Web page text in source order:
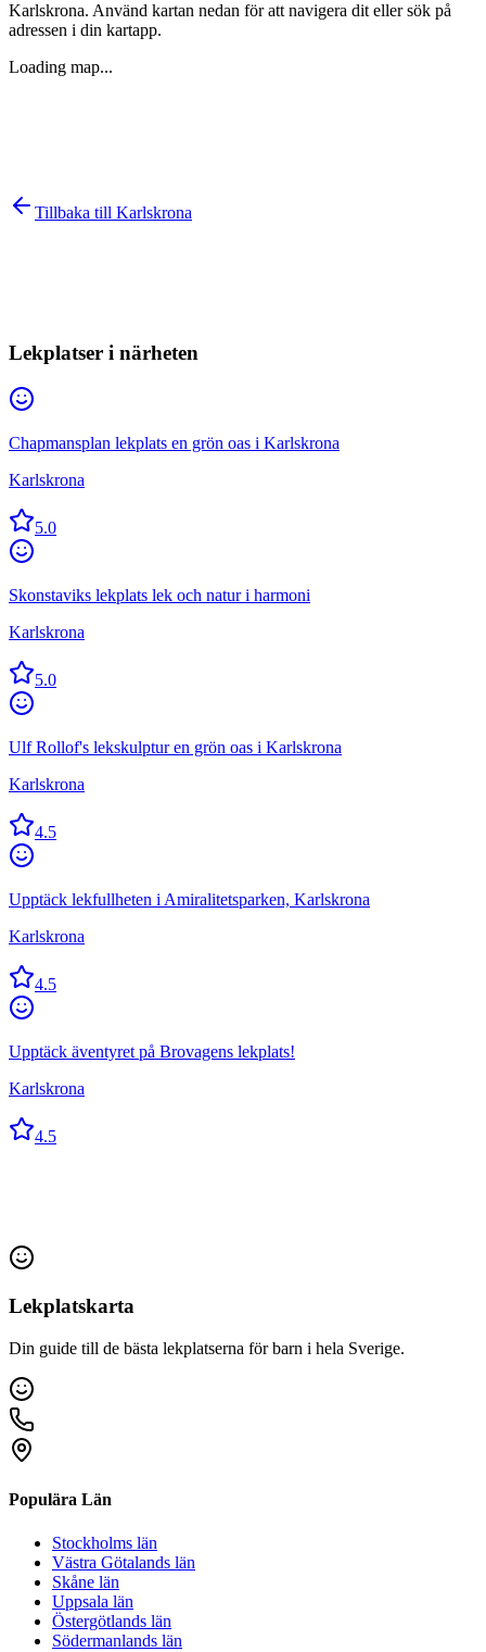
Karlskrona. Använd kartan nedan för att navigera dit eller sök på
adressen i din kartapp.
Loading map...
Tillbaka till Karlskrona
Lekplatser i närheten
Chapmansplan lekplats en grön oas i Karlskrona
Karlskrona
5.0
Skonstaviks lekplats lek och natur i harmoni
Karlskrona
5.0
Ulf Rollof's lekskulptur en grön oas i Karlskrona
Karlskrona
4.5
Upptäck lekfullheten i Amiralitetsparken, Karlskrona
Karlskrona
4.5
Upptäck äventyret på Brovagens lekplats!
Karlskrona
4.5
Lekplatskarta
Din guide till de bästa lekplatserna för barn i hela Sverige.
Populära Län
Stockholms län
Västra Götalands län
Skåne län
Uppsala län
Östergötlands län
Södermanlands län